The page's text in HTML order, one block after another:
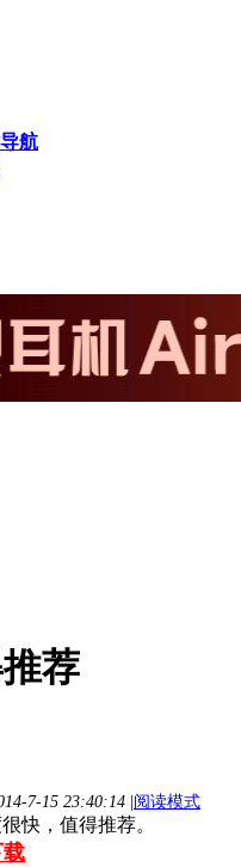
航
荐
7-15 23:40:14 阅读模式
快，值得推荐。